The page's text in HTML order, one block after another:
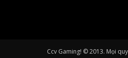
Ccv Gaming! © 2013. Mọi